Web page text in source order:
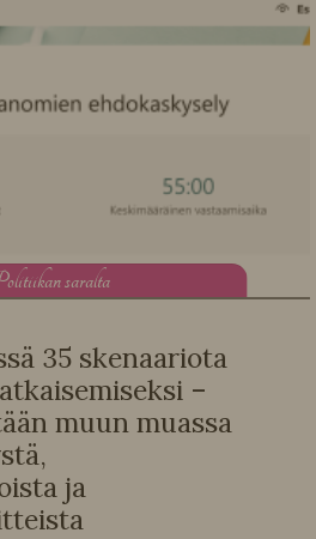
olitiikan saralta
35 skenaariota
–
muun muassa
ja